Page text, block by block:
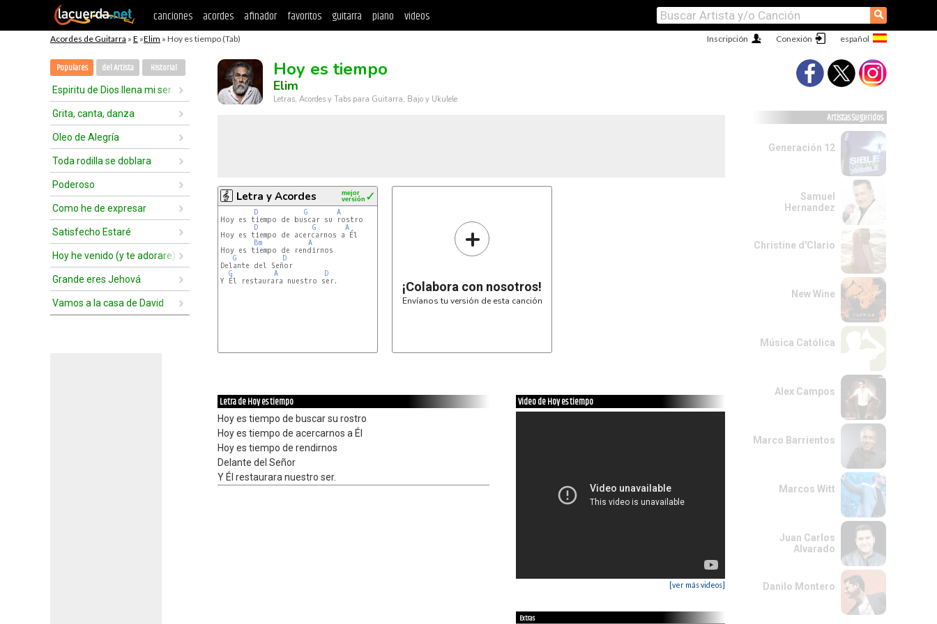
canciones acordes afinador favoritos guitarra piano videos ⚲
Acordes de Guitarra » E »Elim » Hoy es tiempo (Tab) Conexión
Inscripción
Populares del Artista Historial
Espiritu de Dios llena mi ser
Grita, canta, danza
Oleo de Alegría
Toda rodilla se doblara
Poderoso
Como he de expresar
Satisfecho Estaré
Hoy he venido (y te adorare)
Grande eres Jehová
Vamos a la casa de David
Hoy es tiempo
Elim
Letras, Acordes y Tabs para Guitarra, Bajo y Ukulele
Letra y Acordes ✓
mejor
versión
D G
A
Hoy es tiempo de buscar su rostro
D
G
A
Hoy es tiempo de acercarnos a Él
Bm
A
Hoy es tiempo de rendirnos
G
D
Delante del Señor
G
A
D
Y Él restaurara nuestro ser.
+
¡Colabora con nosotros!
Envíanos tu versión de esta canción
Letra de Hoy es tiempo
Hoy es tiempo de buscar su rostro
Hoy es tiempo de acercarnos a Él
Hoy es tiempo de rendirnos
Delante del Señor
Y Él restaurara nuestro ser.
Video de Hoy es tiempo
[ver más videos]
Extras
Artistas Sugeridos
Generación 12
Samuel
Hernandez
Christine d'Clario
New Wine
Música Católica
Alex Campos
Marco Barrientos
Marcos Witt
Juan Carlos
Alvarado
Danilo Montero